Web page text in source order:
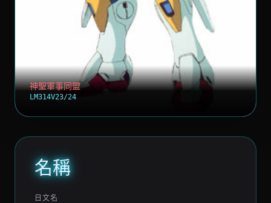
神聖軍事同盟
LM314V23/24
名稱
日文名